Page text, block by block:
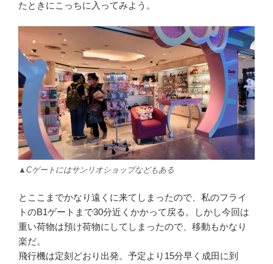
たときにこっちに入ってみよう。
▲Cゲートにはサンリオショップなどもある
とここまでかなり遠くに来てしまったので、私のフライ
トのB1ゲートまで30分近くかかって戻る。しかし今回は
重い荷物は預け荷物にしてしまったので、移動もかなり
楽だ。
飛行機は定刻どおり出発。予定より15分早く成田に到